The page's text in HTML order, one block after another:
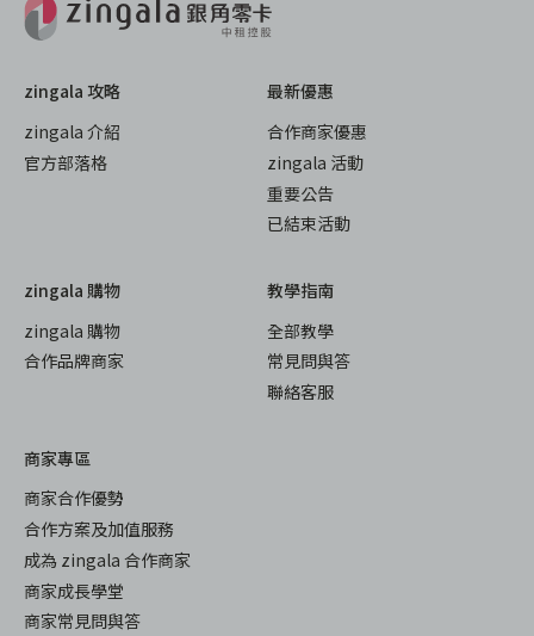
zingala 攻略
zingala 介紹
官方部落格
最新優惠
合作商家優惠
zingala 活動
重要公告
已結束活動
zingala 購物
zingala 購物
合作品牌商家
教學指南
全部教學
常見問與答
聯絡客服
商家專區
商家合作優勢
合作方案及加值服務
成為 zingala 合作商家
商家成長學堂
商家常見問與答